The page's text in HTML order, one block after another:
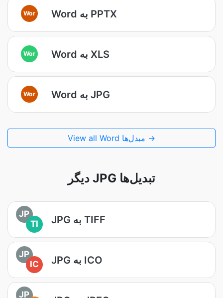
Wor Word به PPTX
Wor Word به XLS
Wor Word به JPG
View all Word مبدل‌ها →
دیگر JPG تبدیل‌ها
JP
TI
JPG به TIFF
JP
IC
JPG به ICO
JP